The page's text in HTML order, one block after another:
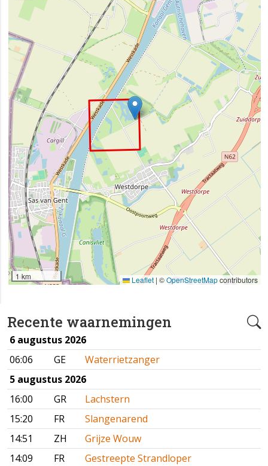
Recente waarnemingen
6 augustus 2026
06:06
GE
Waterrietzanger
5 augustus 2026
16:00
GR
Lachstern
15:20
FR
Slangenarend
14:51
ZH
Grijze Wouw
14:09
FR
Gestreepte Strandloper
1 km Leaflet | ©OpenStreetMapcontributors